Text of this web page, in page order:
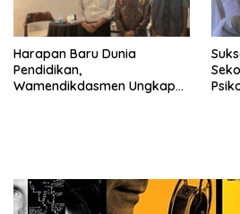
Harapan Baru Dunia
Pendidikan,
Wamendikdasmen Ungkap